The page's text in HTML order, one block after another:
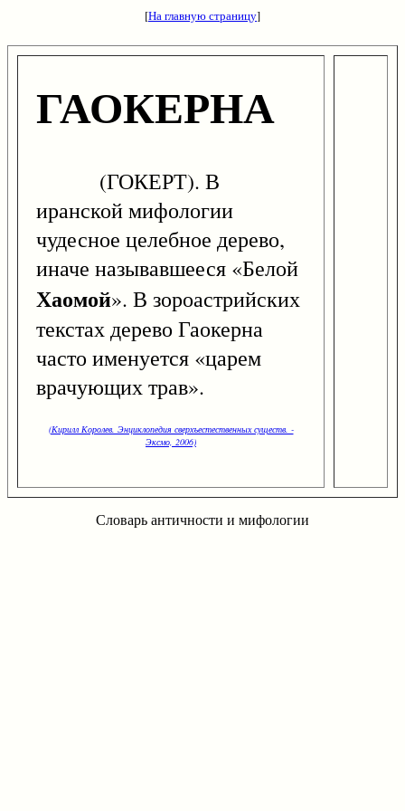
[На главную страницу]
ГАОКЕРНА
(ГОКЕРТ). В
иранской мифологии
чудесное целебное дерево,
иначе называвшееся «Белой
Хаомой». В зороастрийских
текстах дерево Гаокерна
часто именуется «царем
врачующих трав».
(Кирилл Королев. Энциклопедия сверхъестественных существ. -
Эксмо, 2006)
Словарь античности и мифологии